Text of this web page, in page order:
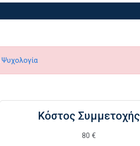
Ψυχολογία
Κόστος Συμμετοχής
80 €